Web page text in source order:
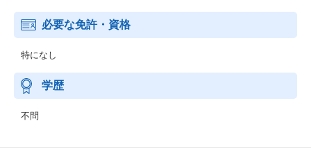
必要な免許・資格
特になし
学歴
不問